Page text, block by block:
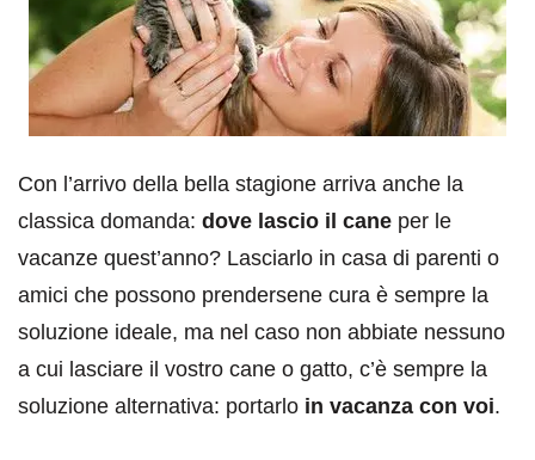
Con l’arrivo della bella stagione arriva anche la
classica domanda: dove lascio il cane per le
vacanze quest’anno? Lasciarlo in casa di parenti o
amici che possono prendersene cura è sempre la
soluzione ideale, ma nel caso non abbiate nessuno
a cui lasciare il vostro cane o gatto, c’è sempre la
soluzione alternativa: portarlo in vacanza con voi.